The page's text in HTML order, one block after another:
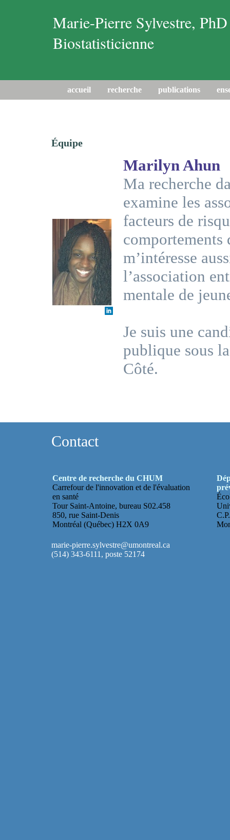
Marie-Pierre Sylvestre, PhD
Biostatisticienne
accueil recherche publications
Équipe
Marilyn Ahun
Ma recherche
examine les
facteurs de
comportements
m’intéresse
l’association
mentale de
Je suis une
publique sous
Côté.
Contact
Centre de recherche du CHUM
Carrefour de l'innovation et de l'évaluation
en santé
Tour Saint-Antoine, bureau S02.458
850, rue Saint-Denis
Montréal (Québec) H2X 0A9
marie-pierre.sylvestre@umontreal.ca
(514) 343-6111, poste 52174